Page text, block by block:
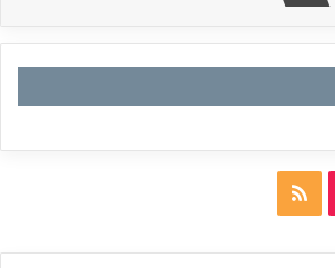
TikTokملخص